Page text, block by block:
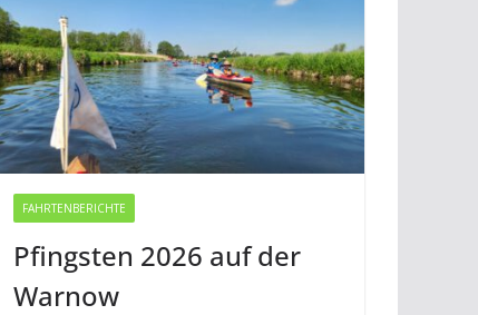
FAHRTENBERICHTE
Pfingsten 2026 auf der
Warnow